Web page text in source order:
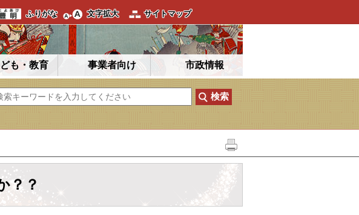
ふりがな 文字拡大 サイトマップ
も・教育 事業者向け 市政情報
？？